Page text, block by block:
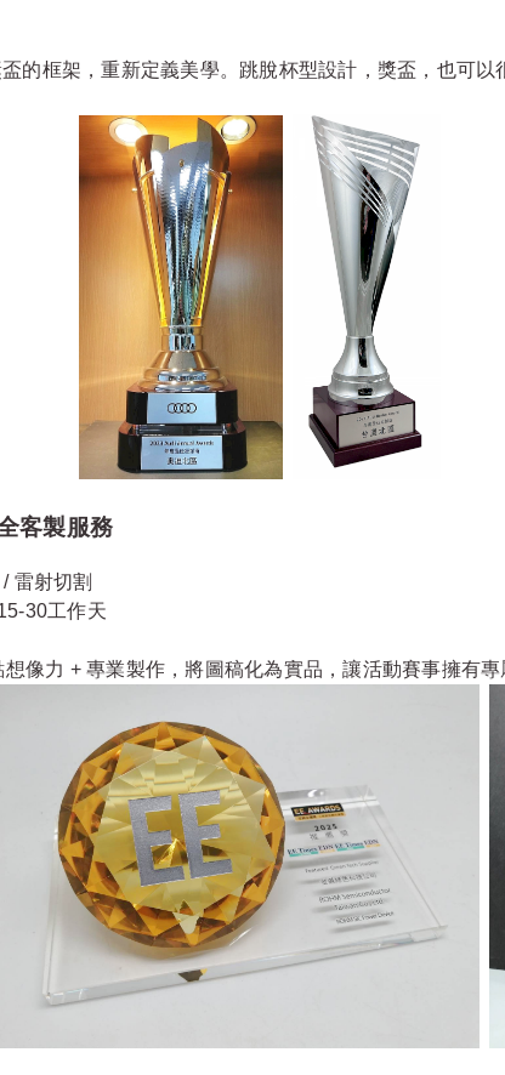
的框架，重新定義美學。跳脫杯型設計，獎盃，也可
客製服務
雷射切割
30工作天
像力 + 專業製作，將圖稿化為實品，讓活動賽事擁有